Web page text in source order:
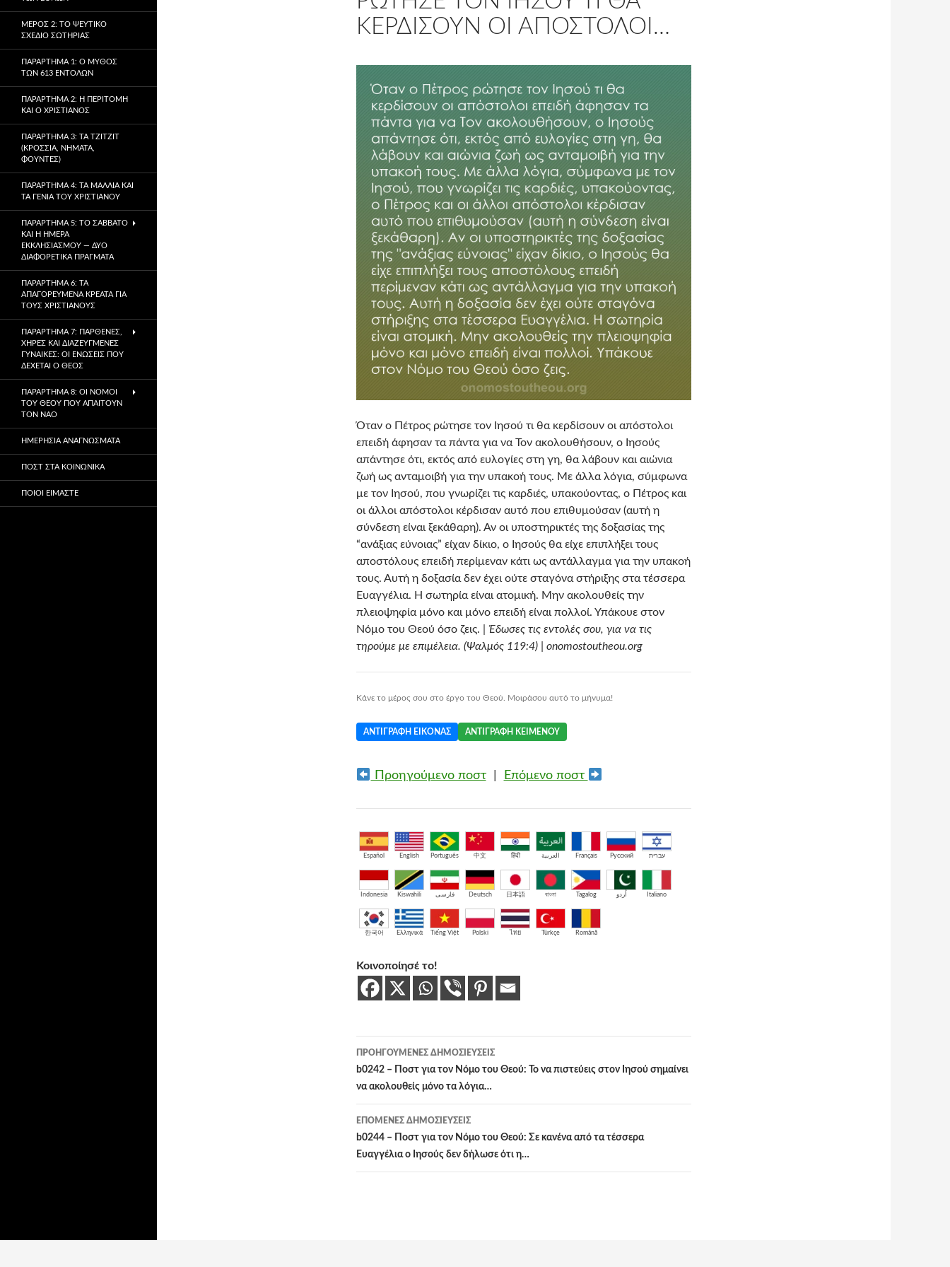
ΚΕΡΔΊΣΟΥΝ ΟΙ ΑΠΌΣΤΟΛΟΙ…
Όταν ο Πέτρος ρώτησε τον Ιησού τι θα κερδίσουν οι απόστολοι
επειδή άφησαν τα πάντα για να Τον ακολουθήσουν, ο Ιησούς
απάντησε ότι, εκτός από ευλογίες στη γη, θα λάβουν και αιώνια
ζωή ως ανταμοιβή για την υπακοή τους. Με άλλα λόγια, σύμφωνα
με τον Ιησού, που γνωρίζει τις καρδιές, υπακούοντας, ο Πέτρος και
οι άλλοι απόστολοι κέρδισαν αυτό που επιθυμούσαν (αυτή η
σύνδεση είναι ξεκάθαρη). Αν οι υποστηρικτές της δοξασίας της
“ανάξιας εύνοιας” είχαν δίκιο, ο Ιησούς θα είχε επιπλήξει τους
αποστόλους επειδή περίμεναν κάτι ως αντάλλαγμα για την υπακοή
τους. Αυτή η δοξασία δεν έχει ούτε σταγόνα στήριξης στα τέσσερα
Ευαγγέλια. Η σωτηρία είναι ατομική. Μην ακολουθείς την
πλειοψηφία μόνο και μόνο επειδή είναι πολλοί. Υπάκουε στον
Νόμο του Θεού όσο ζεις. | Έδωσες τις εντολές σου, για να τις
τηρούμε με επιμέλεια. (Ψαλμός 119:4) | onomostoutheou.org
Κάνε το μέρος σου στο έργο του Θεού. Μοιράσου αυτό το μήνυμα!
ΑΝΤΙΓΡΑΦΉ ΕΙΚΌΝΑΣ ΑΝΤΙΓΡΑΦΉ ΚΕΙΜΈΝΟΥ
Προηγούμενο ποστ| Επόμενο ποστ
Español English Português 中文 हिंदी العربية Français Русский עברית
Indonesia Kiswahili فارسی Deutsch 日本語 বাংলা Tagalog اُردو Italiano
한국어 Ελληνικά Tiếng Việt Polski ไทย Türkçe Română
Κοινοποίησέ το!
Πλοήγηση
άρθρων
ΠΡΟΗΓΟΎΜΕΝΕΣ ΔΗΜΟΣΙΕΎΣΕΙΣ
b0242 – Ποστ για τον Νόμο του Θεού: Το να πιστεύεις στον Ιησού σημαίνει
να ακολουθείς μόνο τα λόγια…
ΕΠΌΜΕΝΕΣ ΔΗΜΟΣΙΕΎΣΕΙΣ
b0244 – Ποστ για τον Νόμο του Θεού: Σε κανένα από τα τέσσερα
Ευαγγέλια ο Ιησούς δεν δήλωσε ότι η…
ΜΈΡΟΣ 2: ΤΟ ΨΕΎΤΙΚΟ
ΣΧΈΔΙΟ ΣΩΤΗΡΊΑΣ
ΠΑΡΆΡΤΗΜΑ 1: Ο ΜΎΘΟΣ
ΤΩΝ 613 ΕΝΤΟΛΏΝ
ΠΑΡΆΡΤΗΜΑ 2: Η ΠΕΡΙΤΟΜΉ
ΚΑΙ Ο ΧΡΙΣΤΙΑΝΌΣ
ΠΑΡΆΡΤΗΜΑ 3: ΤΑ TZITZIT
(ΚΡΌΣΣΙΑ, ΝΉΜΑΤΑ,
ΦΟΎΝΤΕΣ)
ΠΑΡΆΡΤΗΜΑ 4: ΤΑ ΜΑΛΛΙΆ ΚΑΙ
ΤΑ ΓΈΝΙΑ ΤΟΥ ΧΡΙΣΤΙΑΝΟΎ
ΠΑΡΆΡΤΗΜΑ 5: ΤΟ ΣΆΒΒΑΤΟ
ΚΑΙ Η ΗΜΈΡΑ
ΕΚΚΛΗΣΙΑΣΜΟΎ — ΔΎΟ
ΔΙΑΦΟΡΕΤΙΚΆ ΠΡΆΓΜΑΤΑ
ΠΑΡΆΡΤΗΜΑ 6: ΤΑ
ΑΠΑΓΟΡΕΥΜΈΝΑ ΚΡΈΑΤΑ ΓΙΑ
ΤΟΥΣ ΧΡΙΣΤΙΑΝΟΎΣ
ΠΑΡΆΡΤΗΜΑ 7: ΠΑΡΘΈΝΕΣ,
ΧΉΡΕΣ ΚΑΙ ΔΙΑΖΕΥΓΜΈΝΕΣ
ΓΥΝΑΊΚΕΣ: ΟΙ ΕΝΏΣΕΙΣ ΠΟΥ
ΔΈΧΕΤΑΙ Ο ΘΕΌΣ
ΠΑΡΆΡΤΗΜΑ 8: ΟΙ ΝΌΜΟΙ
ΤΟΥ ΘΕΟΎ ΠΟΥ ΑΠΑΙΤΟΎΝ
ΤΟΝ ΝΑΌ
ΗΜΕΡΉΣΙΑ ΑΝΑΓΝΏΣΜΑΤΑ
ΠΟΣΤ ΣΤΑ ΚΟΙΝΩΝΙΚΆ
ΠΟΙΟΙ ΕΊΜΑΣΤΕ